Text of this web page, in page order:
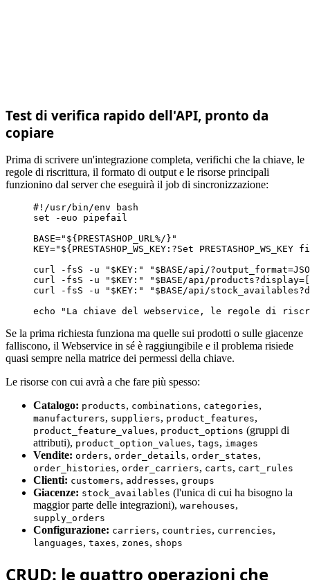
Test di verifica rapido dell'API, pronto da
copiare
Prima di scrivere un'integrazione completa, verifichi che la chiave, le
regole di riscrittura, il formato di output e le risorse principali
funzionino dal server che eseguirà il job di sincronizzazione:
#!/usr/bin/env bash
set -euo pipefail
BASE="${PRESTASHOP_URL%/}"
KEY="${PRESTASHOP_WS_KEY:?Set
curl -fsS -u
"$KEY:"
"$BASE/api/
curl -fsS -u
"$KEY:"
"$BASE/api/
curl -fsS -u
"$KEY:"
"$BASE/api/
echo
"La chiave del webservice, le regole di
Se la prima richiesta funziona ma quelle sui prodotti o sulle giacenze
falliscono, il Webservice in sé è raggiungibile e il problema risiede
quasi sempre nella matrice dei permessi della chiave.
Le risorse con cui avrà a che fare più spesso:
Catalogo: products, combinations, categories,
manufacturers, suppliers, product_features,
product_feature_values, product_options (gruppi di
attributi), product_option_values, tags, images
Vendite: orders, order_details, order_states,
order_histories, order_carriers, carts, cart_rules
Clienti: customers, addresses, groups
Giacenze: stock_availables (l'unica di cui ha bisogno la
maggior parte delle integrazioni), warehouses,
supply_orders
Configurazione: carriers, countries, currencies,
languages, taxes, zones, shops
CRUD: le quattro operazioni che